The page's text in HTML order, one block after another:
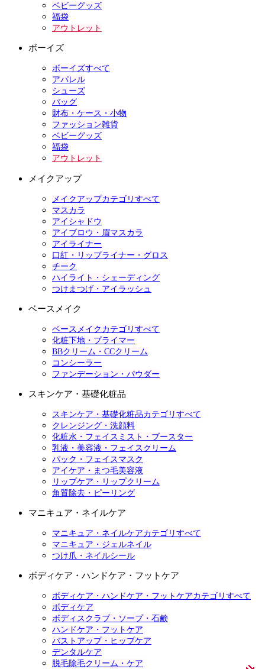
ベビーグッズ
福袋
アウトレット
ボーイズ
ボーイズすべて
アパレル
シューズ
バッグ
財布・ケース・小物
ファッション雑貨
ベビーグッズ
福袋
アウトレット
メイクアップ
メイクアップカテゴリすべて
マスカラ
アイシャドウ
アイブロウ・眉マスカラ
アイライナー
口紅・リップライナー・グロス
チーク
ハイライト・シェーディング
つけまつげ・アイラッシュ
ベースメイク
ベースメイクカテゴリすべて
化粧下地・プライマー
BBクリーム・CCクリーム
コンシーラー
ファンデーション・パウダー
スキンケア・基礎化粧品
スキンケア・基礎化粧品カテゴリすべて
クレンジング・洗顔料
化粧水・フェイスミスト・ブースター
乳液・美容液・フェイスクリーム
パック・フェイスマスク
アイケア・まつ毛美容液
リップケア・リップクリーム
角質除去・ピーリング
マニキュア・ネイルケア
マニキュア・ネイルケアカテゴリすべて
マニキュア・ジェルネイル
つけ爪・ネイルシール
ボディケア・ハンドケア・フットケア
ボディケア・ハンドケア・フットケアカテゴリすべて
ボディケア
ボディスクラブ・ソープ・石鹸
ハンドケア・フットケア
バストアップ・ヒップケア
デンタルケア
脱毛除毛クリーム・ケア